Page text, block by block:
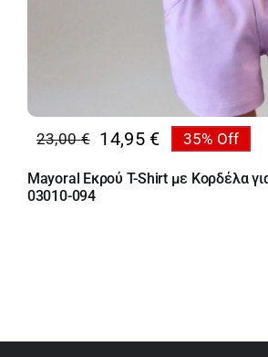
23,00€
Original
price
was:
14,95 €
Η
τρέχουσα
τιμή
35% Off
Mayoral Εκρού T-Shirt με Κορδέλα
03010-094